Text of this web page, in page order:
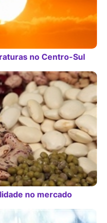
no Centro-Sul
no mercado